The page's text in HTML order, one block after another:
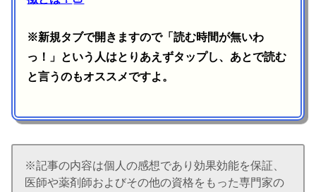
※新規タブで開きますので「読む時間が無いわ
っ！」という人はとりあえずタップし、あとで読む
と言うのもオススメですよ。
※記事の内容は個人の感想であり効果効能を保証、
医師や薬剤師およびその他の資格をもった専門家の